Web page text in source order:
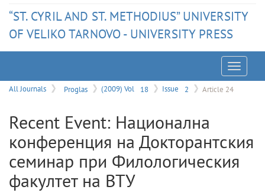
“ST. CYRIL AND ST. METHODIUS” UNIVERSITY
OF VELIKO TARNOVO - UNIVERSITY PRESS
Menu
All Journals Proglas (2009) Vol 18 Issue 2 Article 24
Recent Event: Национална
конференция на Докторантския
семинар при Филологическия
факултет на ВТУ